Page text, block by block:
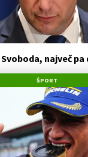
največ pa
ŠPORT